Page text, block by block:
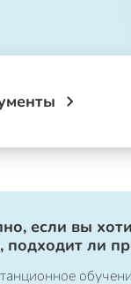
если вы
ли